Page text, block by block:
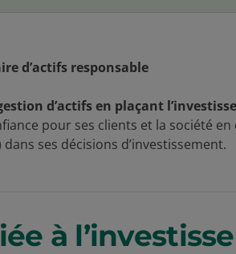
d’actifs responsable
d’actifs en plaçant
pour ses clients et la société
ses décisions d’investissement.
à